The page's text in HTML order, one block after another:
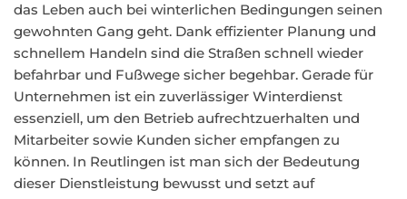
das Leben auch bei winterlichen Bedingungen seinen
gewohnten Gang geht. Dank effizienter Planung und
schnellem Handeln sind die Straßen schnell wieder
befahrbar und Fußwege sicher begehbar. Gerade für
Unternehmen ist ein zuverlässiger Winterdienst
essenziell, um den Betrieb aufrechtzuerhalten und
Mitarbeiter sowie Kunden sicher empfangen zu
können. In Reutlingen ist man sich der Bedeutung
dieser Dienstleistung bewusst und setzt auf